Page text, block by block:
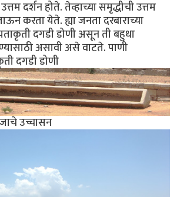
दर्शन होते. तेव्हाच्या समृद्धीची उत्तम
करता येते. ह्या जनता दरबाराच्या
दगडी डोणी असून ती बहुधा
असावी असे वाटते. पाणी
दगडी डोणी
उच्चासन